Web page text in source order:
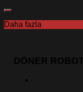
Daha fazla
DÖNER